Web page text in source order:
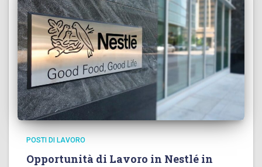
POSTI DI LAVORO
Opportunità di Lavoro in Nestlé in